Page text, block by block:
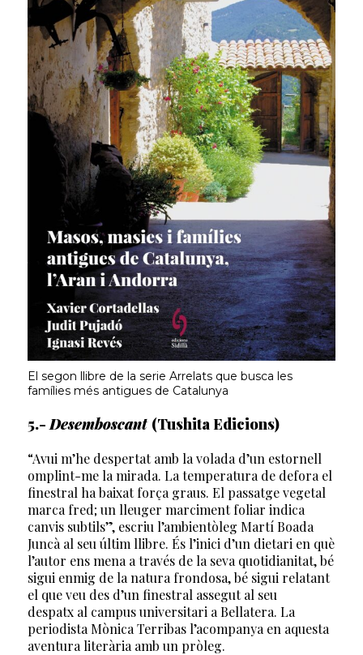
El segon llibre de la serie Arrelats que busca les
famílies més antigues de Catalunya
5.- Desemboscant (Tushita Edicions)
“Avui m’he despertat amb la volada d’un estornell
omplint-me la mirada. La temperatura de defora el
finestral ha baixat força graus. El passatge vegetal
marca fred; un lleuger marciment foliar indica
canvis subtils”, escriu l’ambientòleg Martí Boada
Juncà al seu últim llibre. És l’inici d’un dietari en què
l’autor ens mena a través de la seva quotidianitat, bé
sigui enmig de la natura frondosa, bé sigui relatant
el que veu des d’un finestral assegut al seu
despatx al campus universitari a Bellatera. La
periodista Mònica Terribas l’acompanya en aquesta
aventura literària amb un pròleg.